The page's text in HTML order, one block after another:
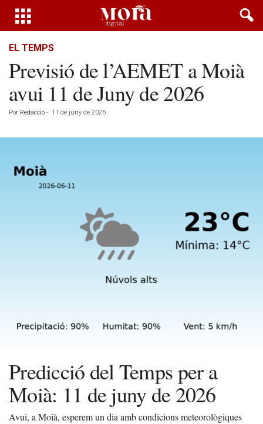
EL TEMPS
Previsió de l’AEMET a Moià
avui 11 de Juny de 2026
Por Redacció - 11 de juny de 2026
Predicció del Temps per a
Moià: 11 de juny de 2026
Avui, a Moià, esperem un dia amb condicions meteorològiques